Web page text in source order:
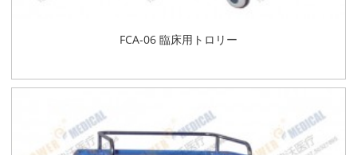
FCA-06 臨床用トロリー